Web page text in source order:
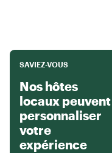
SAVIEZ-VOUS
Nos hôtes
locaux peuvent
personnaliser
votre
expérience